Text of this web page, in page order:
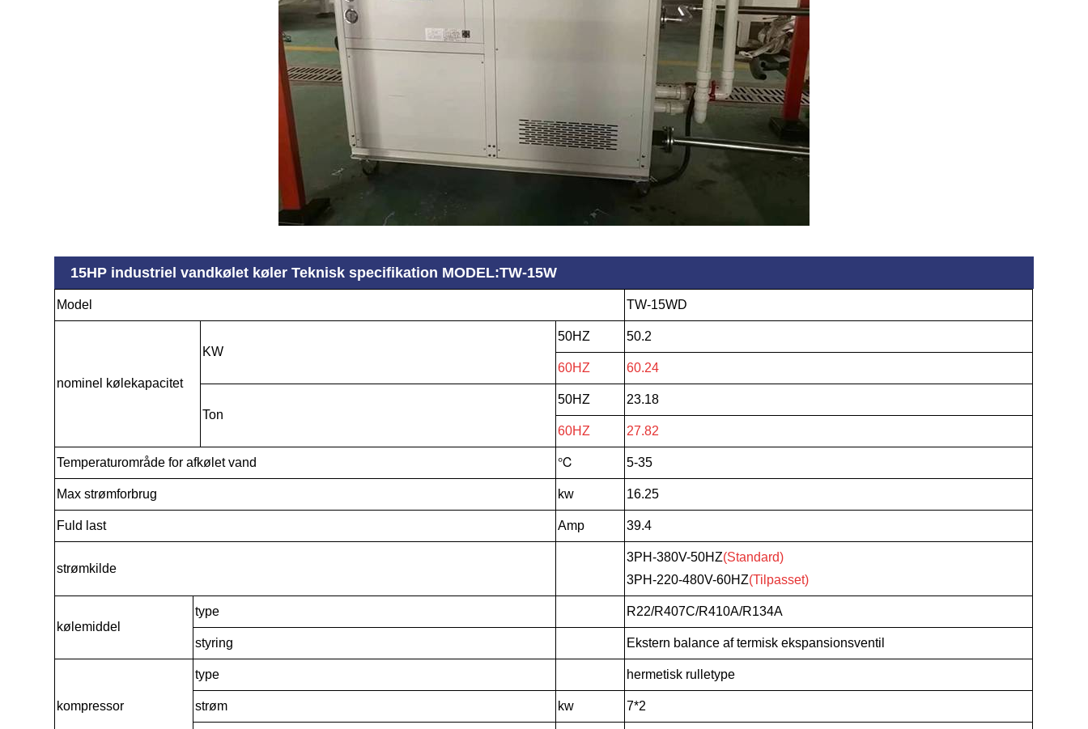
15HP industriel vandkølet køler Teknisk specifikation MODEL:TW-15W
Model TW-15WD
nominel kølekapacitet
KW
50HZ 50.2
60HZ 60.24
Ton
50HZ 23.18
60HZ 27.82
Temperaturområde for afkølet vand ℃ 5-35
Max strømforbrug kw 16.25
Fuld last Amp 39.4
strømkilde
3PH-380V-50HZ(Standard)
3PH-220-480V-60HZ(Tilpasset)
kølemiddel
type R22/R407C/R410A/R134A
styring Ekstern balance af termisk ekspansionsventil
kompressor
type hermetisk rulletype
strøm kw 7*2